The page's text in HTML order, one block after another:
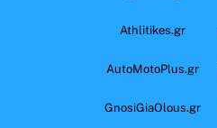
Athlitikes.gr
AutoMotoPlus.gr
GnosiGiaOlous.gr